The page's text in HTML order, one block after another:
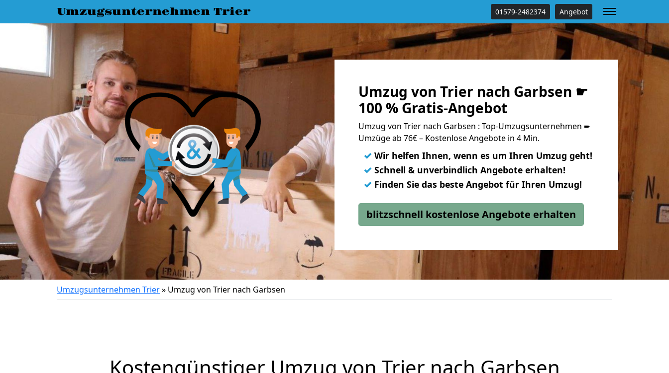
Umzugsunternehmen Trier 01579-2482374 Angebot
Umzug von Trier nach Garbsen ☛
100 % Gratis-Angebot
Umzug von Trier nach Garbsen : Top-Umzugsunternehmen ➨
Umzüge ab 76€ – Kostenlose Angebote in 4 Min.
✓ Wir helfen Ihnen, wenn es um Ihren Umzug geht!
✓ Schnell & unverbindlich Angebote erhalten!
✓ Finden Sie das beste Angebot für Ihren Umzug!
blitzschnell kostenlose Angebote erhalten
Umzugsunternehmen Trier» Umzug von Trier nach Garbsen
Kostengünstiger Umzug von Trier nach Garbsen